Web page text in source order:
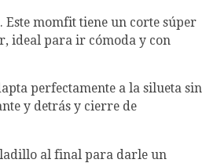
momfit tiene un corte súper
ideal para ir cómoda y con
perfectamente a la silueta sin
y detrás y cierre de
al final para darle un